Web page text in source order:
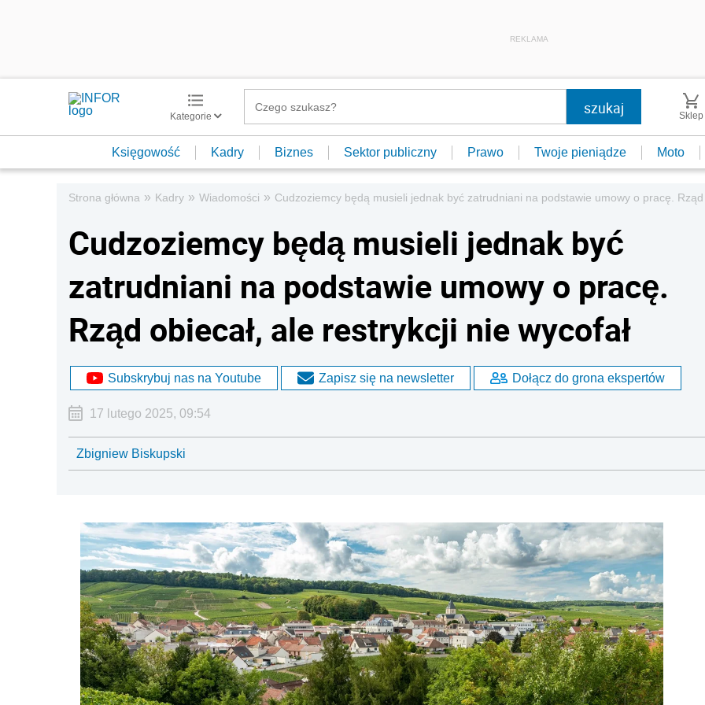
REKLAMA
Kategorie Sklep
Księgowość Kadry Biznes Sektor publiczny Prawo Twoje pieniądze Moto
Strona główna » Kadry » Wiadomości » Cudzoziemcy będą musieli jednak być zatrudniani na podstawie umowy o pracę. Rząd
Cudzoziemcy będą musieli jednak być
zatrudniani na podstawie umowy o pracę.
Rząd obiecał, ale restrykcji nie wycofał
Subskrybuj nas na Youtube Zapisz się na newsletter Dołącz do grona ekspertów
17 lutego 2025, 09:54
Zbigniew Biskupski